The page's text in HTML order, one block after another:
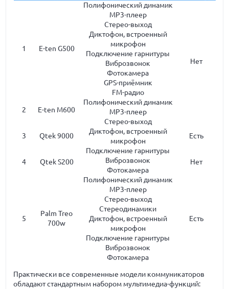
1 E-ten G500
Полифонический динамик
MP3-плеер
Стерео-выход
Диктофон, встроенный
микрофон
Подключение гарнитуры
Виброзвонок
Фотокамера
GPS-приёмник
FM-радио
Нет
2 E-ten M600
Полифонический динамик
MP3-плеер
Стерео-выход
Диктофон, встроенный
микрофон
Подключение гарнитуры
Виброзвонок
Фотокамера
3 Qtek 9000 Есть
4 Qtek S200 Нет
5
Palm Treo
700w
Полифонический динамик
MP3-плеер
Стерео-выход
Стереодинамики
Диктофон, встроенный
микрофон
Подключение гарнитуры
Виброзвонок
Фотокамера
Есть
Практически все современные модели коммуникаторов
обладают стандартным набором мультимедиа-функций: